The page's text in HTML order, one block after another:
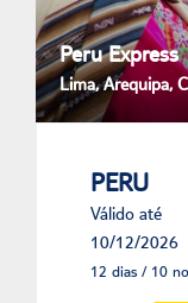
Peru Express
Lima, Arequipa,
PERU
Válido até
10/12/2026
12 dias / 10